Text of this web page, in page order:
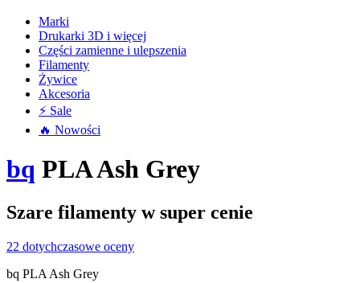
Marki
Drukarki 3D i więcej
Części zamienne i ulepszenia
Filamenty
Żywice
Akcesoria
⚡ Sale
🔥 Nowości
bq PLA Ash Grey
Szare filamenty w super cenie
22 dotychczasowe oceny
bq PLA Ash Grey